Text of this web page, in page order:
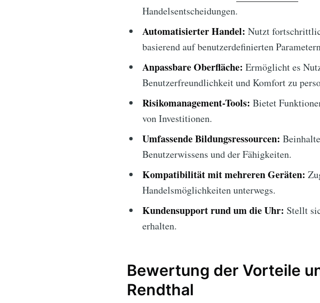
Handelsentscheidungen.
Automatisierter Handel: Nutzt
basierend auf benutzerdefinierten
Anpassbare Oberfläche: Ermöglicht es
Benutzerfreundlichkeit und Komfort zu
Risikomanagement-Tools: Bietet
von Investitionen.
Umfassende Bildungsressourcen:
Benutzerwissens und der Fähigkeiten.
Kompatibilität mit mehreren Geräten:
Handelsmöglichkeiten unterwegs.
Kundensupport rund um die Uhr: Stellt
erhalten.
Bewertung der Vorteile
Rendthal